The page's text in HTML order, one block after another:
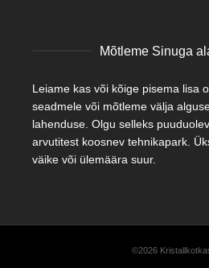
Mõtleme Sinuga
Leiame kas või kõige pisema lisa
seadmele või mõtleme välja
lahenduse. Olgu selleks
arvutitest koosnev tehnikapark.
väike või ülemäära suur.
©2026